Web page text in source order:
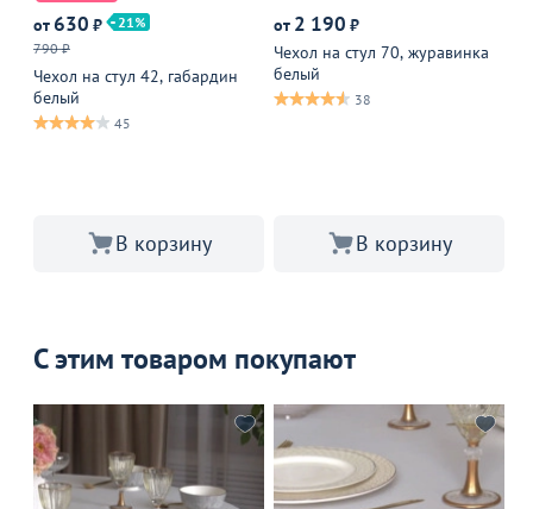
от 630 ₽
21
790 ₽
Чехол на стул 42, габардин
белый
45
В корзину
от 2 190 ₽
Чехол на стул 70, журавинка
белый
38
В корзину
С этим товаром покупают